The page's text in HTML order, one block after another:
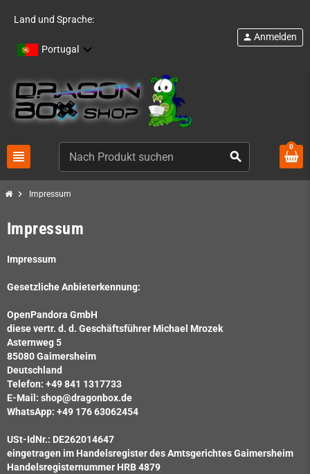
Land und Sprache:
Portugal
view_headline search
person Anmelden
0
chevron_right Impressum
Impressum
Impressum
Gesetzliche Anbieterkennung:
OpenPandora GmbH
diese vertr. d. d. Geschäftsführer Michael Mrozek
Asternweg 5
85080 Gaimersheim
Deutschland
Telefon: +49 841 1317733
E-Mail: shop@dragonbox.de
WhatsApp: +49 176 63062454
USt-IdNr.: DE262014647
eingetragen im Handelsregister des Amtsgerichtes Gaimersheim
Handelsregisternummer HRB 4879